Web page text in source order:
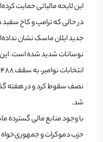
این لایحه مالیاتی حمایت
در حالی که ترامپ و کاخ
جدید ایلان ماسک نشان
نوسانات شدید شده است.
شد.
با وجود منابع مالی